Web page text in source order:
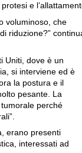
e
voluminoso, che
riduzione?”
Uniti, dove è un
si interviene ed è
la postura e il
pesante. La
perché
erano presenti
interessati ad